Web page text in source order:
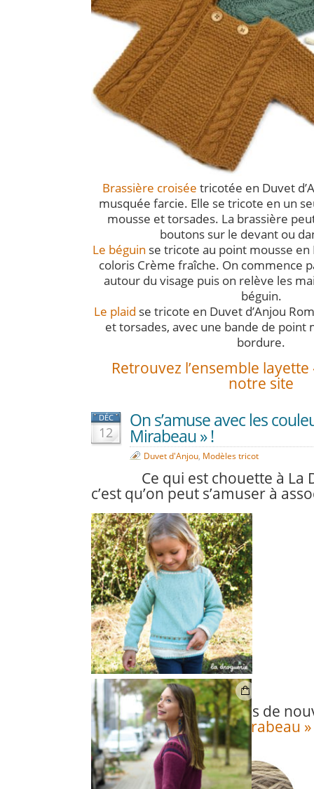
Brassière croisée tricotée en Duvet
musquée farcie. Elle se tricote en un
mousse et torsades. La brassière
boutons sur le devant ou
Le béguin se tricote au point mousse en
coloris Crème fraîche. On commence
autour du visage puis on relève les
béguin.
Le plaid se tricote en Duvet d’Anjou
et torsades, avec une bande de point
bordure.
Retrouvez l’ensemble layette
notre site
DÉC
12
On s’amuse avec les
Mirabeau » !
Duvet d'Anjou Modèles tricot
Ce qui est chouette à La
c’est qu’on peut s’amuser à
On a imaginé pour vous de
pourle pull « Pont Mirabeau »